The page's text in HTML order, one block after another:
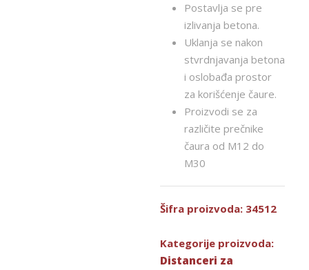
Postavlja se pre
izlivanja betona.
Uklanja se nakon
stvrdnjavanja betona
i oslobađa prostor
za korišćenje čaure.
Proizvodi se za
različite prečnike
čaura od M12 do
M30
Šifra proizvoda: 34512
Kategorije proizvoda:
Distanceri za